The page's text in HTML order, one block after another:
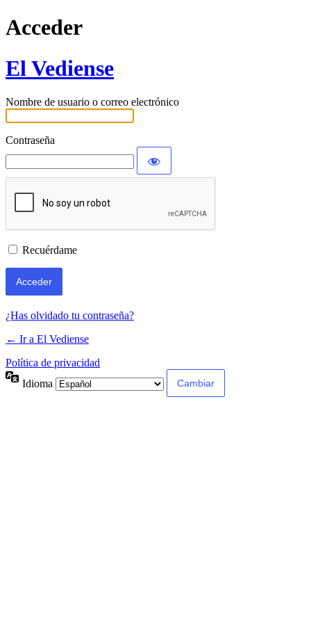
Acceder
El Vediense
Nombre de usuario o correo electrónico
Contraseña
Recuérdame
¿Has olvidado tu contraseña?
← Ir a El Vediense
Política de privacidad
Idioma